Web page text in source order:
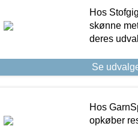
Hos
skønne
deres
Se
Hos
opkøber